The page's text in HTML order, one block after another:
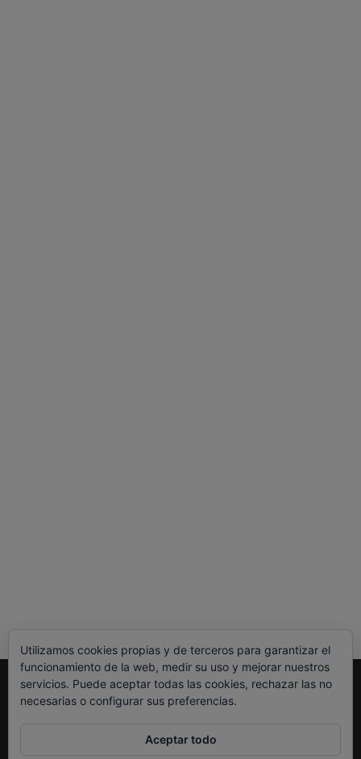
Legal
Utilizamos cookies propias y de terceros para garantizar el
funcionamiento de la web, medir su uso y mejorar nuestros
servicios. Puede aceptar todas las cookies, rechazar las no
necesarias o configurar sus preferencias.
Aceptar todo